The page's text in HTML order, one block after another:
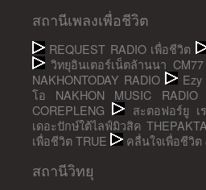
สถานีเพลงเพื่อชีวิต
REQUEST RADIO เพื่อชีวิต
วิทยุอินเตอร์เน็ตล้านนา
NAKHONTODAY RADIO
โอ NAKHON MUSIC RADIO
COREPLENG
สะตอฟอร์ยู เ
เดอะปักษ์ใต้ไลฟ์มิวสิค
เพื่อชีวิต TRUE
คลื่นใจเพื่อชีวิต
สถานีวิทยุ